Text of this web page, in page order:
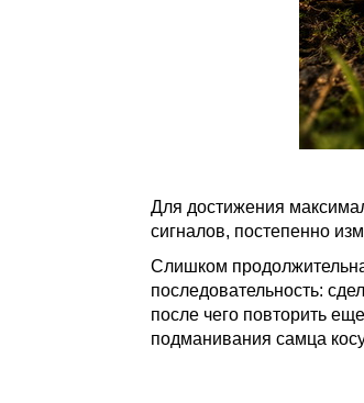
Для достижения
сигналов, постепенно
Слишком
последовательность:
после чего повторить
подманивания самца